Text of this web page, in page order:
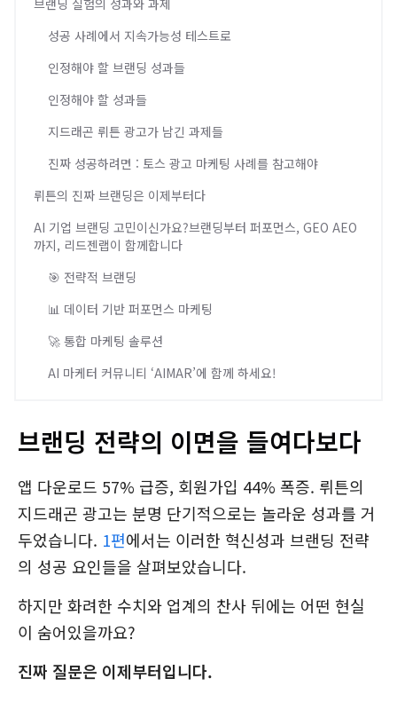
브랜딩 실험의 성과와 과제
성공 사례에서 지속가능성 테스트로
인정해야 할 브랜딩 성과들
인정해야 할 성과들
지드래곤 뤼튼 광고가 남긴 과제들
진짜 성공하려면 : 토스 광고 마케팅 사례를 참고해야
뤼튼의 진짜 브랜딩은 이제부터다
AI 기업 브랜딩 고민이신가요?브랜딩부터 퍼포먼스, GEO AEO
까지, 리드젠랩이 함께합니다
🎯 전략적 브랜딩
📊 데이터 기반 퍼포먼스 마케팅
🚀 통합 마케팅 솔루션
AI 마케터 커뮤니티 ‘AIMAR’에 함께 하세요!
브랜딩 전략의 이면을 들여다보다
앱 다운로드 57% 급증, 회원가입 44% 폭증. 뤼튼의
지드래곤 광고는 분명 단기적으로는 놀라운 성과를 거
두었습니다. 1편에서는 이러한 혁신성과 브랜딩 전략
의 성공 요인들을 살펴보았습니다.
하지만 화려한 수치와 업계의 찬사 뒤에는 어떤 현실
이 숨어있을까요?
진짜 질문은 이제부터입니다.